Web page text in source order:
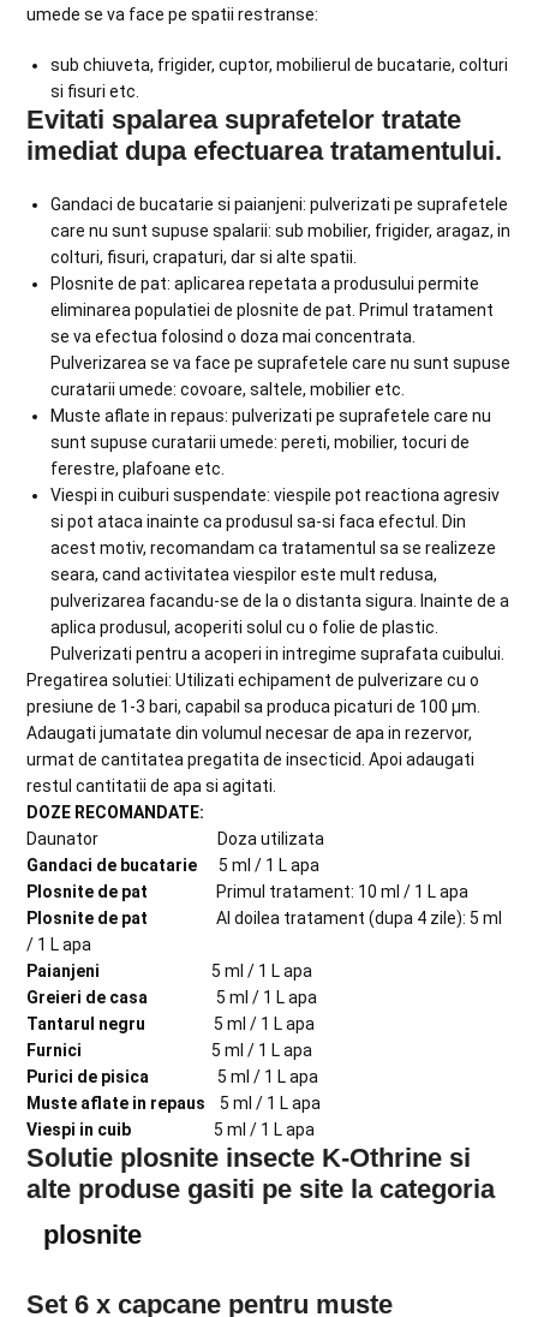
umede se va face pe spatii restranse:
sub chiuveta, frigider, cuptor, mobilierul de bucatarie, colturi
si fisuri etc.
Evitati spalarea suprafetelor tratate
imediat dupa efectuarea tratamentului.
Gandaci de bucatarie si paianjeni: pulverizati pe suprafetele
care nu sunt supuse spalarii: sub mobilier, frigider, aragaz, in
colturi, fisuri, crapaturi, dar si alte spatii.
Plosnite de pat: aplicarea repetata a produsului permite
eliminarea populatiei de plosnite de pat. Primul tratament
se va efectua folosind o doza mai concentrata.
Pulverizarea se va face pe suprafetele care nu sunt supuse
curatarii umede: covoare, saltele, mobilier etc.
Muste aflate in repaus: pulverizati pe suprafetele care nu
sunt supuse curatarii umede: pereti, mobilier, tocuri de
ferestre, plafoane etc.
Viespi in cuiburi suspendate: viespile pot reactiona agresiv
si pot ataca inainte ca produsul sa-si faca efectul. Din
acest motiv, recomandam ca tratamentul sa se realizeze
seara, cand activitatea viespilor este mult redusa,
pulverizarea facandu-se de la o distanta sigura. Inainte de a
aplica produsul, acoperiti solul cu o folie de plastic.
Pulverizati pentru a acoperi in intregime suprafata cuibului.
Pregatirea solutiei: Utilizati echipament de pulverizare cu o
presiune de 1-3 bari, capabil sa produca picaturi de 100 μm.
Adaugati jumatate din volumul necesar de apa in rezervor,
urmat de cantitatea pregatita de insecticid. Apoi adaugati
restul cantitatii de apa si agitati.
DOZE RECOMANDATE:
Daunator Doza utilizata
Gandaci de bucatarie 5 ml / 1 L apa
Plosnite de pat
Primul tratament: 10 ml / 1 L apa
Plosnite de pat
Al doilea tratament (dupa 4 zile): 5 ml
/ 1 L apa
Paianjeni
5 ml / 1 L apa
Greieri de casa 5 ml / 1 L apa
Tantarul negru 5 ml / 1 L apa
Furnici
5 ml / 1 L apa
Purici de pisica
5 ml / 1 L apa
Muste aflate in repaus 5 ml / 1 L apa
Viespi in cuib 5 ml / 1 L apa
Solutie plosnite insecte K-Othrine si
alte produse gasiti pe site la categoria
plosnite
Set 6 x capcane pentru muste